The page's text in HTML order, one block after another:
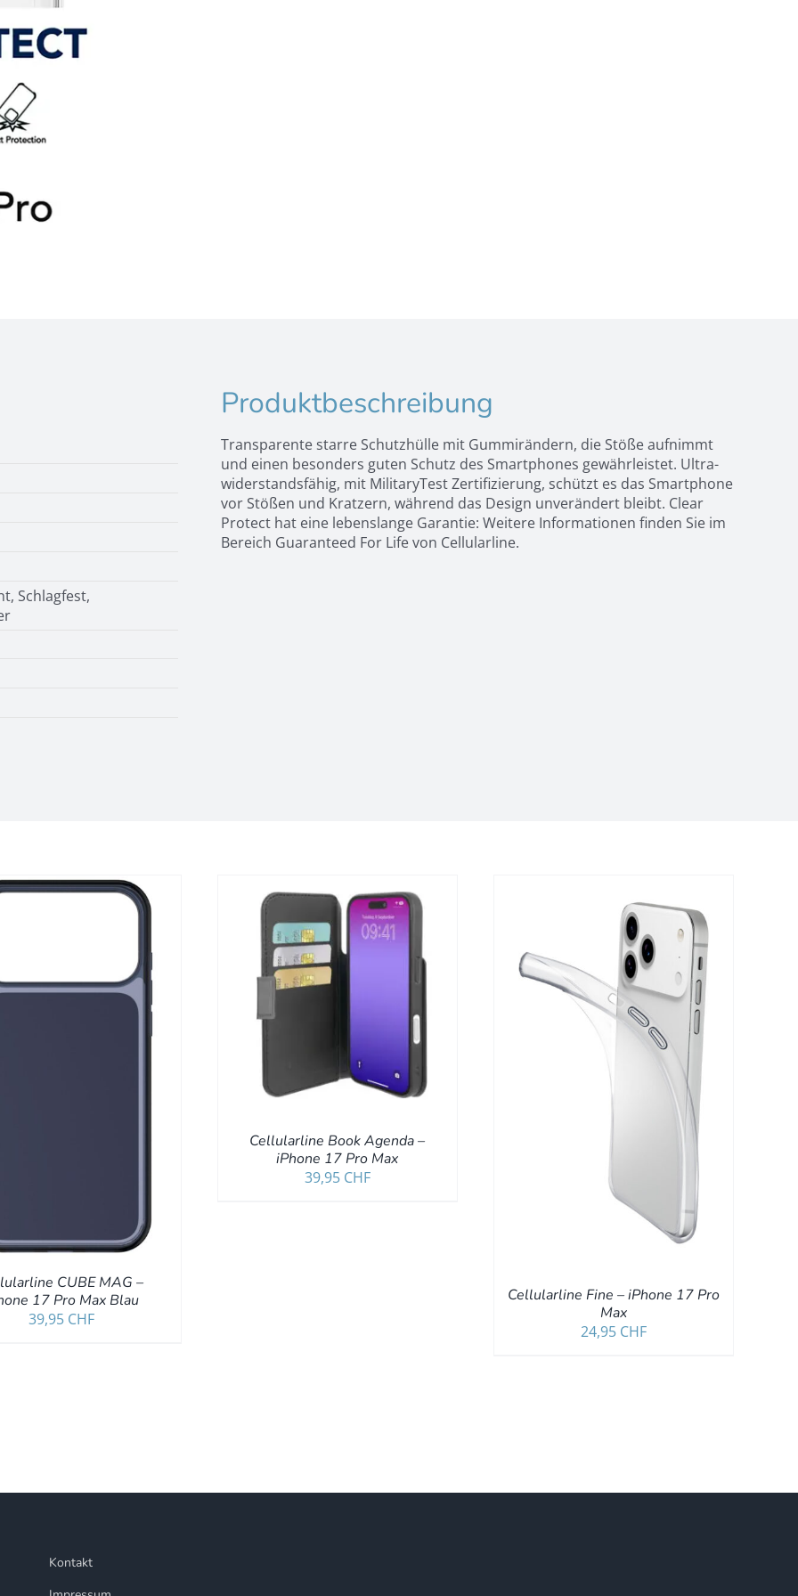
Schlagfest,
Produktbeschreibung
Transparente starre Schutzhülle mit Gummirändern, die Stöße aufnimmt
und einen besonders guten Schutz des Smartphones gewährleistet. Ultra-
widerstandsfähig, mit MilitaryTest Zertifizierung, schützt es das Smartphone
vor Stößen und Kratzern, während das Design unverändert bleibt. Clear
Protect hat eine lebenslange Garantie: Weitere Informationen finden Sie im
Bereich Guaranteed For Life von Cellularline.
CUBE MAG –
17 Pro Max Blau
39,95 CHF
/
Cellularline Book Agenda –
iPhone 17 Pro Max
39,95 CHF
IN DEN WARENKORB
Cellularline Fine – iPhone 17 Pro
Max
24,95 CHF
Kontakt